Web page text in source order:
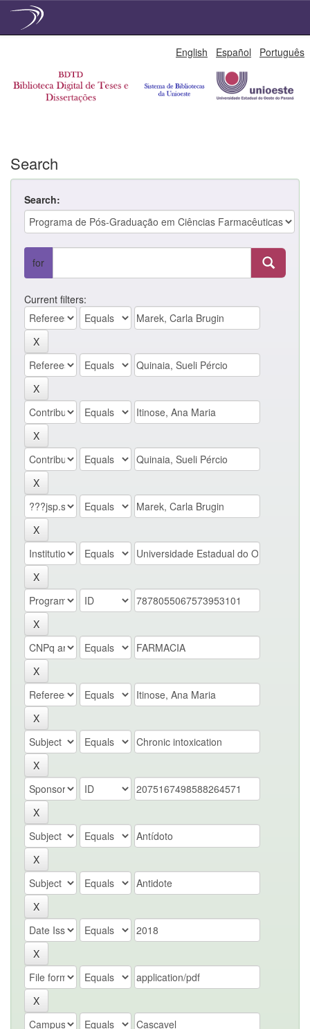
English Español Português
Search
Search:
for
Current filters: